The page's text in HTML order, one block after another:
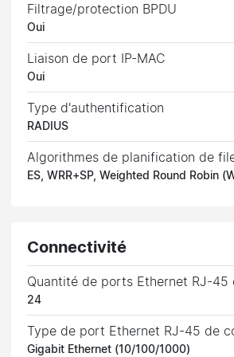
Filtrage/protection BPDU
Oui
Liaison de port IP-MAC
Oui
Type d'authentification
RADIUS
Algorithmes de planification de
ES, WRR+SP, Weighted Round Robin
Connectivité
Quantité de ports Ethernet RJ-45
24
Type de port Ethernet RJ-45 de
Gigabit Ethernet (10/100/1000)